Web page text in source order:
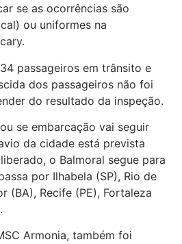
se as ocorrências são
ou uniformes na
passageiros em trânsito e
dos passageiros não foi
do resultado da inspeção.
se embarcação vai seguir
da cidade está prevista
o Balmoral segue para
por Ilhabela (SP), Rio de
(BA), Recife (PE), Fortaleza
Armonia, também foi